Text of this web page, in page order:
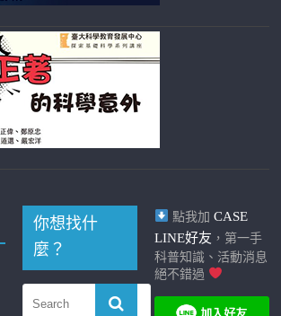
你想找什
麼？
點我加 CASE
LINE好友 ，第一手
科普知識、活動消息
絕不錯過